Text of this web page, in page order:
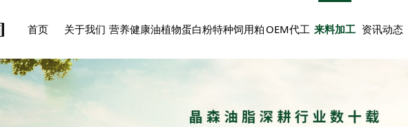
首页 关于我们 营养健康油植物蛋白粉特种饲用粕 OEM代工 来料加工 资讯动态